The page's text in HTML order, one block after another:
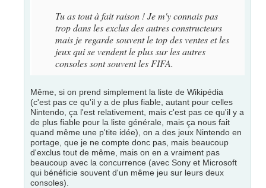
Tu as tout à fait raison ! Je m'y connais pas
trop dans les exclus des autres constructeurs
mais je regarde souvent le top des ventes et les
jeux qui se vendent le plus sur les autres
consoles sont souvent les FIFA.
Même, si on prend simplement la liste de Wikipédia
(c'est pas ce qu'il y a de plus fiable, autant pour celles
Nintendo, ça l'est relativement, mais c'est pas ce qu'il y a
de plus fiable pour la liste générale, mais ça nous fait
quand même une p'tite idée), on a des jeux Nintendo en
portage, que je ne compte donc pas, mais beaucoup
d'exclus tout de même, mais on en a vraiment pas
beaucoup avec la concurrence (avec Sony et Microsoft
qui bénéficie souvent d'un même jeu sur leurs deux
consoles).